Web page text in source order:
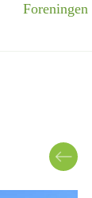
Foreningen